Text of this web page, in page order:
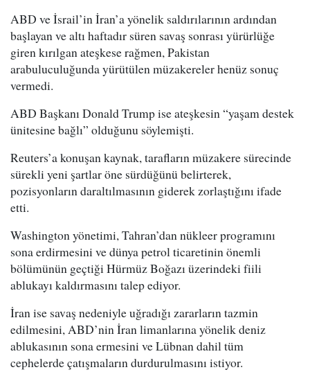
ABD ve İsrail’in İran’a yönelik saldırılarının ardından
başlayan ve altı haftadır süren savaş sonrası yürürlüğe
giren kırılgan ateşkese rağmen, Pakistan
arabuluculuğunda yürütülen müzakereler henüz sonuç
vermedi.
ABD Başkanı Donald Trump ise ateşkesin “yaşam destek
ünitesine bağlı” olduğunu söylemişti.
Reuters’a konuşan kaynak, tarafların müzakere sürecinde
sürekli yeni şartlar öne sürdüğünü belirterek,
pozisyonların daraltılmasının giderek zorlaştığını ifade
etti.
Washington yönetimi, Tahran’dan nükleer programını
sona erdirmesini ve dünya petrol ticaretinin önemli
bölümünün geçtiği Hürmüz Boğazı üzerindeki fiili
ablukayı kaldırmasını talep ediyor.
İran ise savaş nedeniyle uğradığı zararların tazmin
edilmesini, ABD’nin İran limanlarına yönelik deniz
ablukasının sona ermesini ve Lübnan dahil tüm
cephelerde çatışmaların durdurulmasını istiyor.